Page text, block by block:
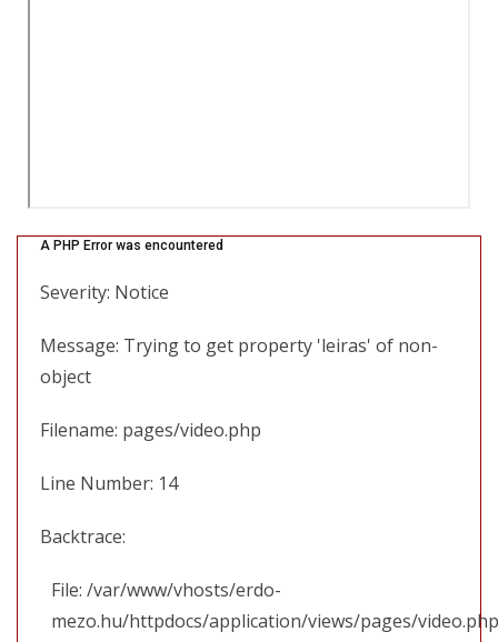
A PHP Error was encountered
Severity: Notice
Message: Trying to get property 'leiras' of non-
object
Filename: pages/video.php
Line Number: 14
Backtrace:
File: /var/www/vhosts/erdo-
mezo.hu/httpdocs/application/views/pages/video.php